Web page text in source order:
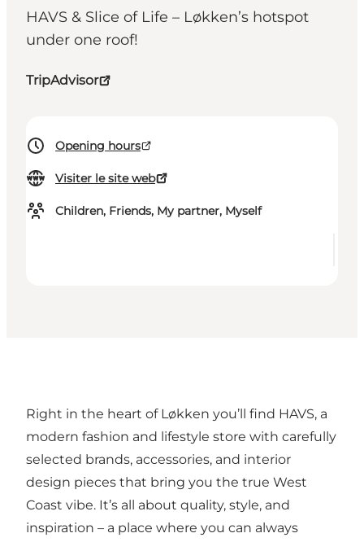
HAVS & Slice of Life – Løkken’s hotspot
under one roof!
TripAdvisor
Opening hours
Visiter le site web
Children, Friends, My partner, Myself
Right in the heart of Løkken you’ll find HAVS, a
modern fashion and lifestyle store with carefully
selected brands, accessories, and interior
design pieces that bring you the true West
Coast vibe. It’s all about quality, style, and
inspiration – a place where you can always